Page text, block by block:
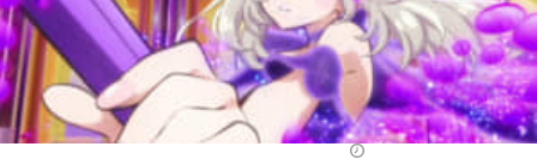
グルメ 地域
住まい 教育・育児
動物 リサーチ